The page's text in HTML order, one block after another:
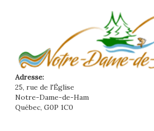
Adresse:
25, rue de l'Église
Notre-Dame-de-Ham
Québec, G0P 1C0